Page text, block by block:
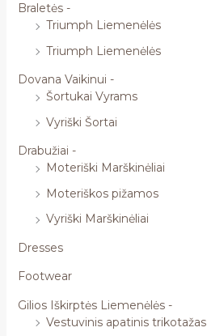
Braletės -
Triumph Liemenėlės
Triumph Liemenėlės
Dovana Vaikinui -
Šortukai Vyrams
Vyriški Šortai
Drabužiai -
Moteriški Marškinėliai
Moteriškos pižamos
Vyriški Marškinėliai
Dresses
Footwear
Gilios Iškirptės Liemenėlės -
Vestuvinis apatinis trikotažas